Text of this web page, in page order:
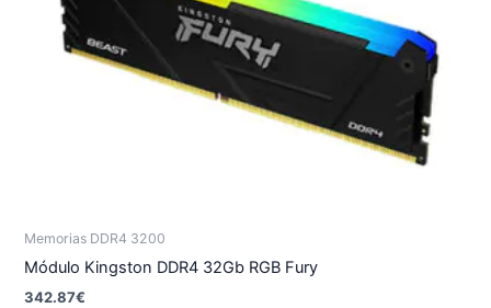
Memorias DDR4 3200
Módulo Kingston DDR4 32Gb RGB Fury
342.87€